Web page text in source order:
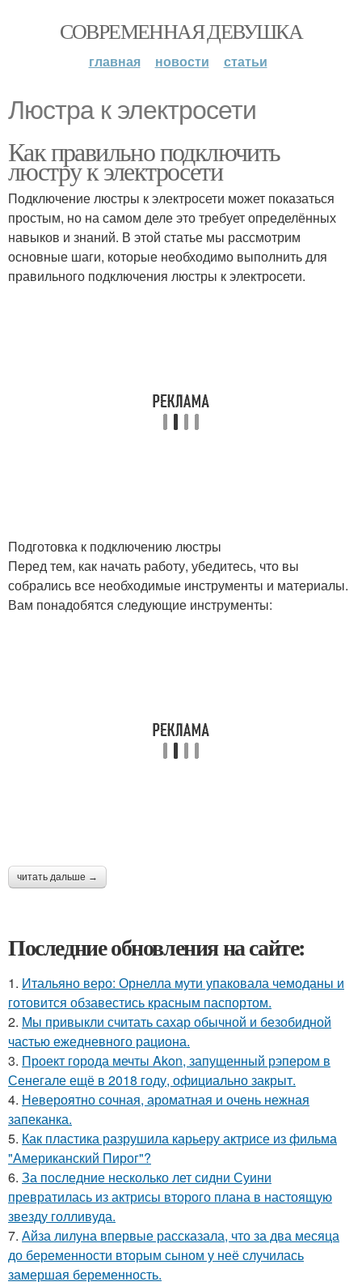
СОВРЕМЕННАЯ ДЕВУШКА
главная новости статьи
Люстра к электросети
Как правильно подключить
люстру к электросети
Подключение люстры к электросети может показаться
простым, но на самом деле это требует определённых
навыков и знаний. В этой статье мы рассмотрим
основные шаги, которые необходимо выполнить для
правильного подключения люстры к электросети.
Подготовка к подключению люстры
Перед тем, как начать работу, убедитесь, что вы
собрались все необходимые инструменты и материалы.
Вам понадобятся следующие инструменты:
читать дальше →
Последние обновления на сайте:
1. Итальяно веро: Орнелла мути упаковала чемоданы и
готовится обзавестись красным паспортом.
2. Мы привыкли считать сахар обычной и безобидной
частью ежедневного рациона.
3. Проект города мечты Akon, запущенный рэпером в
Сенегале ещё в 2018 году, официально закрыт.
4. Невероятно сочная, ароматная и очень нежная
запеканка.
5. Как пластика разрушила карьеру актрисе из фильма
"Американский Пирог"?
6. За последние несколько лет сидни Суини
превратилась из актрисы второго плана в настоящую
звезду голливуда.
7. Айза лилуна впервые рассказала, что за два месяца
до беременности вторым сыном у неё случилась
замершая беременность.